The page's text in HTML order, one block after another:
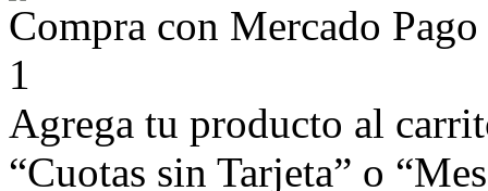
Compra con Mercado
1
Agrega tu producto al
“Cuotas sin Tarjeta” o